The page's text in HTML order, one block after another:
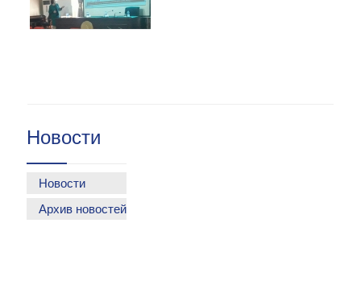
Новости
Новости
Архив новостей